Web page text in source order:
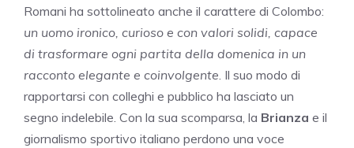
Romani ha sottolineato anche il carattere di Colombo:
un uomo ironico, curioso e con valori solidi, capace
di trasformare ogni partita della domenica in un
racconto elegante e coinvolgente. Il suo modo di
rapportarsi con colleghi e pubblico ha lasciato un
segno indelebile. Con la sua scomparsa, la Brianza e il
giornalismo sportivo italiano perdono una voce